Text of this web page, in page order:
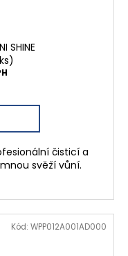
SHINE
čisticí a
svěží vůní.
Kód: WPP012A001AD000